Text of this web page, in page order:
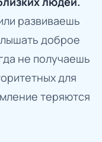
развиваешь
доброе
не получаешь
для
теряются